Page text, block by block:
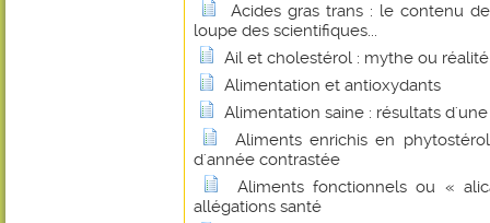
Acides gras trans : le contenu
loupe des scientifiques...
Ail et cholestérol : mythe ou réalité
Alimentation et antioxydants
Alimentation saine : résultats
Aliments enrichis en
d'année contrastée
Aliments fonctionnels ou «
allégations santé